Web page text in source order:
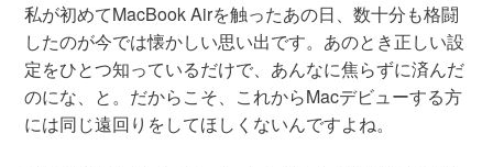
私が初めてMacBook Airを触ったあの日、数十分も格闘
したのが今では懐かしい思い出です。あのとき正しい設
定をひとつ知っているだけで、あんなに焦らずに済んだ
のにな、と。だからこそ、これからMacデビューする方
には同じ遠回りをしてほしくないんですよね。